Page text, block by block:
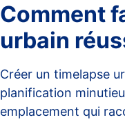
Comment
urbain
Créer un timelapse
planification
emplacement qui